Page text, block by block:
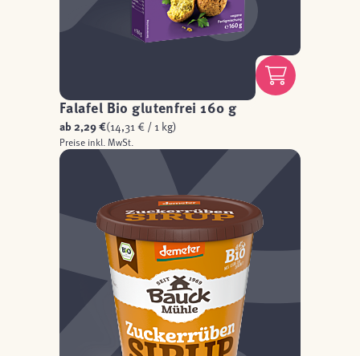
Falafel Bio glutenfrei 160 g
ab 2,29 €(14,31 € / 1 kg)
Preise inkl. MwSt.